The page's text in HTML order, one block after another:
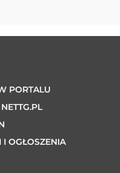
PORTALU
I OGŁOSZENIA